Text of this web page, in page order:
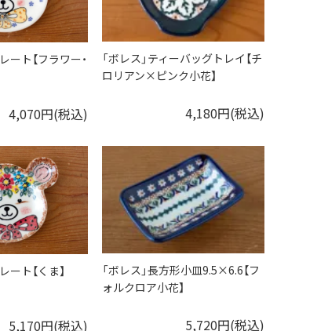
ート【フラワー・
4,070円(税込)
「ボレス」ティーバッグトレイ【チ
ロリアン×ピンク小花】
4,180円(税込)
ート【くま】
5,170円(税込)
「ボレス」長方形小皿9.5×6.6【フ
ォルクロア小花】
5,720円(税込)